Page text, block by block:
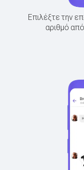
Επιλέξτε την
αριθμό